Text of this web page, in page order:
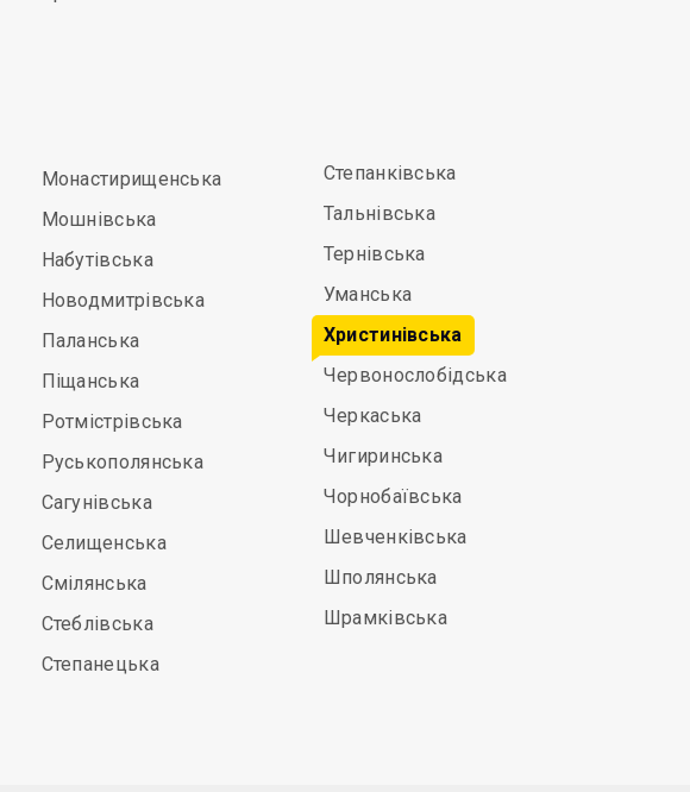
Монастирищенська
Мошнівська
Набутівська
Новодмитрівська
Паланська
Піщанська
Ротмістрівська
Руськополянська
Сагунівська
Селищенська
Смілянська
Стеблівська
Степанецька
Степанківська
Тальнівська
Тернівська
Уманська
Христинівська
Червонослобідська
Черкаська
Чигиринська
Чорнобаївська
Шевченківська
Шполянська
Шрамківська